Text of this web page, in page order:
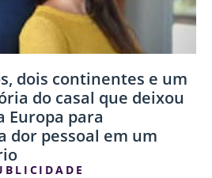
dois continentes e um
do casal que deixou
Europa para
dor pessoal em um